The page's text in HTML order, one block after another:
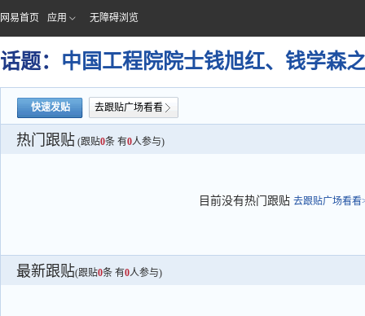
网易首页 应用 无障碍浏览
话题： 中国工程院院士钱旭红、钱学森
快速发贴 去跟贴广场看看
热门跟贴 (跟贴0条 有0人参与)
目前没有热门跟贴 去跟贴广场看看
最新跟贴(跟贴0条 有0人参与)